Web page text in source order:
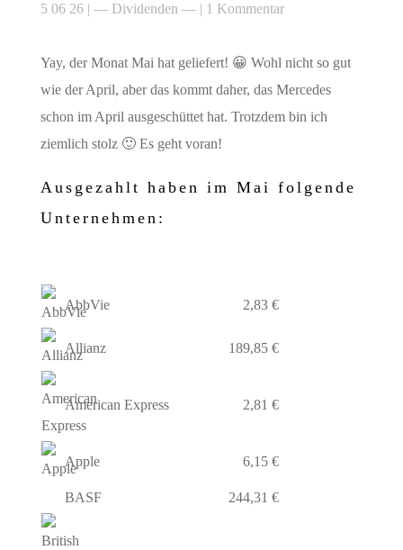
5 06 26| — Dividenden —| 1 Kommentar
Yay, der Monat Mai hat geliefert! 😀 Wohl nicht so gut
wie der April, aber das kommt daher, das Mercedes
schon im April ausgeschüttet hat. Trotzdem bin ich
ziemlich stolz 🙂 Es geht voran!
Ausgezahlt haben im Mai folgende
Unternehmen:
AbbVie 2,83 €
Allianz 189,85 €
American Express 2,81 €
Apple 6,15 €
BASF 244,31 €